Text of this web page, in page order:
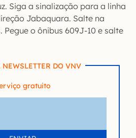
Siga a sinalização para a linha
Jabaquara. Salte na
Pegue o ônibus 609J-10 e salte
NEWSLETTER DO VNV
gratuito